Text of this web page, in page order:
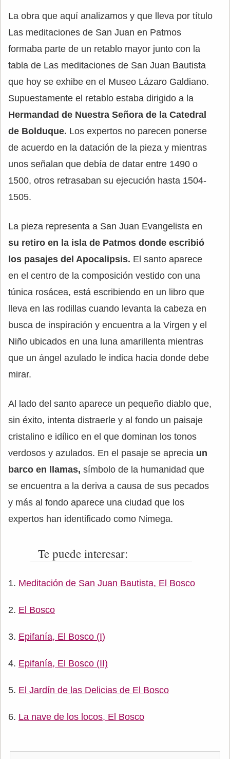
La obra que aquí analizamos y que lleva por título
Las meditaciones de San Juan en Patmos
formaba parte de un retablo mayor junto con la
tabla de Las meditaciones de San Juan Bautista
que hoy se exhibe en el Museo Lázaro Galdiano.
Supuestamente el retablo estaba dirigido a la
Hermandad de Nuestra Señora de la Catedral
de Bolduque. Los expertos no parecen ponerse
de acuerdo en la datación de la pieza y mientras
unos señalan que debía de datar entre 1490 o
1500, otros retrasaban su ejecución hasta 1504-
1505.
La pieza representa a San Juan Evangelista en
su retiro en la isla de Patmos donde escribió
los pasajes del Apocalipsis. El santo aparece
en el centro de la composición vestido con una
túnica rosácea, está escribiendo en un libro que
lleva en las rodillas cuando levanta la cabeza en
busca de inspiración y encuentra a la Virgen y el
Niño ubicados en una luna amarillenta mientras
que un ángel azulado le indica hacia donde debe
mirar.
Al lado del santo aparece un pequeño diablo que,
sin éxito, intenta distraerle y al fondo un paisaje
cristalino e idílico en el que dominan los tonos
verdosos y azulados. En el pasaje se aprecia un
barco en llamas, símbolo de la humanidad que
se encuentra a la deriva a causa de sus pecados
y más al fondo aparece una ciudad que los
expertos han identificado como Nimega.
Te puede interesar:
Meditación de San Juan Bautista, El Bosco
El Bosco
Epifanía, El Bosco (I)
Epifanía, El Bosco (II)
El Jardín de las Delicias de El Bosco
La nave de los locos, El Bosco